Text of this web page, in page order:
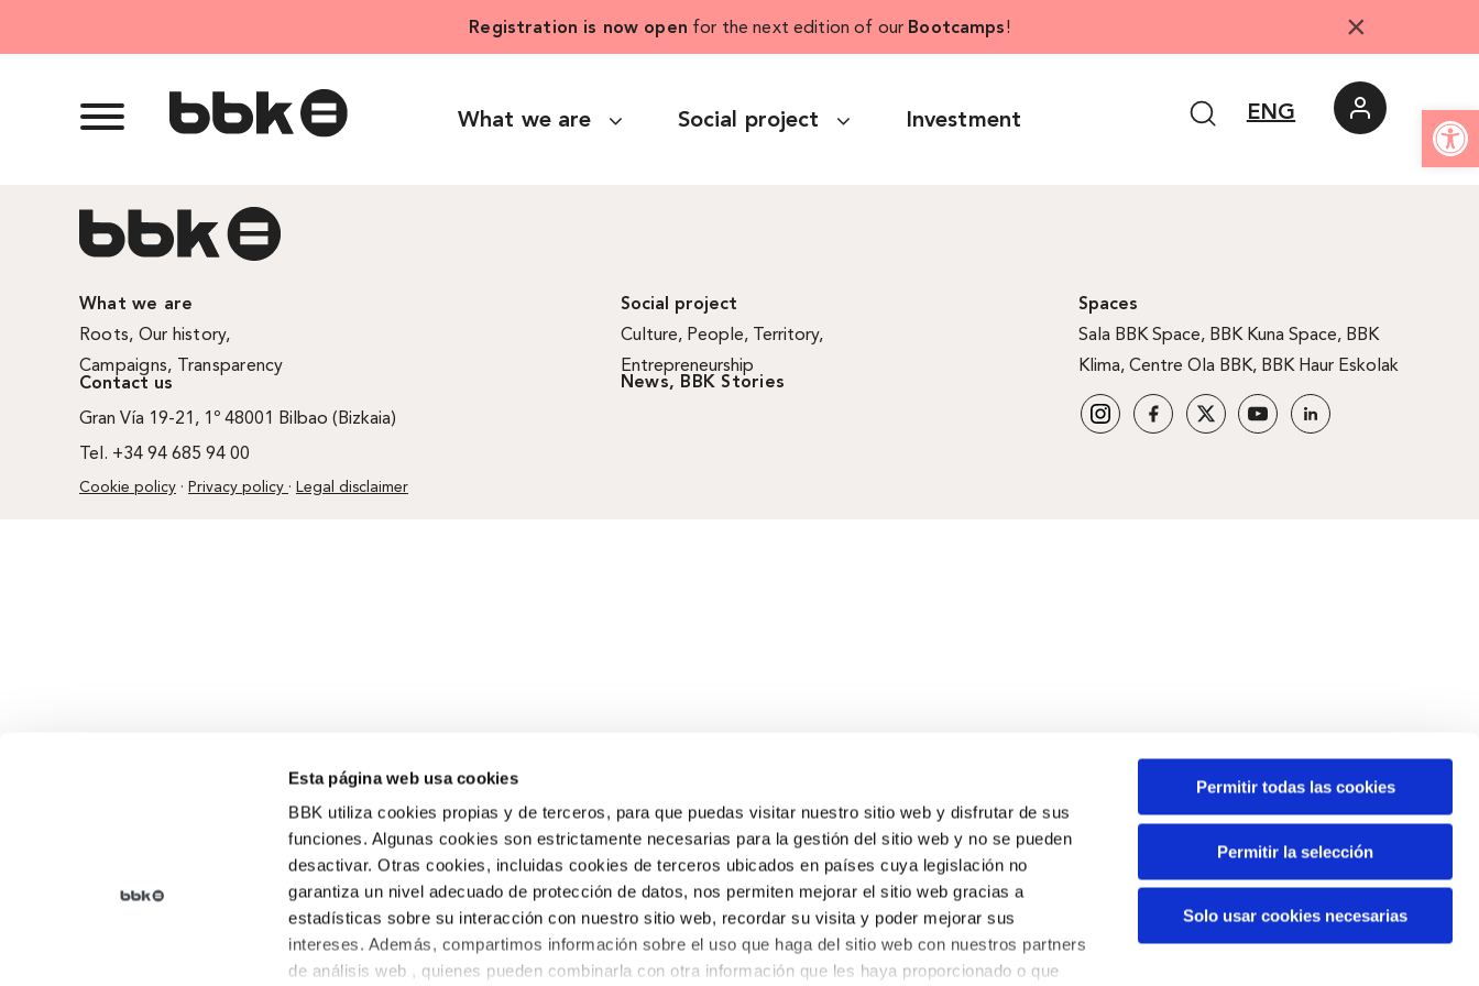
Esta página web usa cookies
BBK utiliza cookies propias y de terceros, para que puedas visitar nuestro sitio web y disfrutar de sus
funciones. Algunas cookies son estrictamente necesarias para la gestión del sitio web y no se pueden
desactivar. Otras cookies, incluidas cookies de terceros ubicados en países cuya legislación no
garantiza un nivel adecuado de protección de datos, nos permiten mejorar el sitio web gracias a
estadísticas sobre su interacción con nuestro sitio web, recordar su visita y poder mejorar sus
intereses. Además, compartimos información sobre el uso que haga del sitio web con nuestros partners
de análisis web , quienes pueden combinarla con otra información que les haya proporcionado o que
Permitir todas las cookies
Permitir la selección
Solo usar cookies necesarias
Registration is now open for the next edition of our Bootcamps! ×
What we are Social project Investment ENG
What we are
Roots, Our history,
Campaigns, Transparency
Social project
Culture, People, Territory,
Entrepreneurship
Spaces
Sala BBK Space, BBK Kuna Space, BBK
Klima, Centre Ola BBK, BBK Haur Eskolak
Contact us
Gran Vía 19-21, 1º 48001 Bilbao (Bizkaia)
Tel. +34 94 685 94 00
News, BBK Stories
Cookie policy· Privacy policy · Legal disclaimer